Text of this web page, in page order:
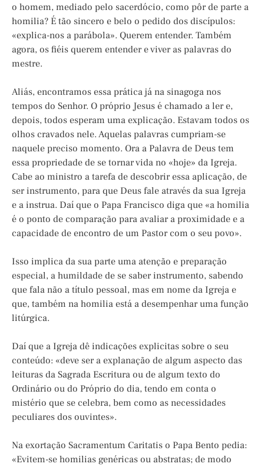
o homem, mediado pelo sacerdócio, como pôr de parte a
homilia? É tão sincero e belo o pedido dos discípulos:
«explica-nos a parábola». Querem entender. Também
agora, os fiéis querem entender e viver as palavras do
mestre.
Aliás, encontramos essa prática já na sinagoga nos
tempos do Senhor. O próprio Jesus é chamado a ler e,
depois, todos esperam uma explicação. Estavam todos os
olhos cravados nele. Aquelas palavras cumpriam-se
naquele preciso momento. Ora a Palavra de Deus tem
essa propriedade de se tornar vida no «hoje» da Igreja.
Cabe ao ministro a tarefa de descobrir essa aplicação, de
ser instrumento, para que Deus fale através da sua Igreja
e a instrua. Daí que o Papa Francisco diga que «a homilia
é o ponto de comparação para avaliar a proximidade e a
capacidade de encontro de um Pastor com o seu povo».
Isso implica da sua parte uma atenção e preparação
especial, a humildade de se saber instrumento, sabendo
que fala não a título pessoal, mas em nome da Igreja e
que, também na homilia está a desempenhar uma função
litúrgica.
Daí que a Igreja dê indicações explicitas sobre o seu
conteúdo: «deve ser a explanação de algum aspecto das
leituras da Sagrada Escritura ou de algum texto do
Ordinário ou do Próprio do dia, tendo em conta o
mistério que se celebra, bem como as necessidades
peculiares dos ouvintes».
Na exortação Sacramentum Caritatis o Papa Bento pedia:
«Evitem-se homilias genéricas ou abstratas; de modo